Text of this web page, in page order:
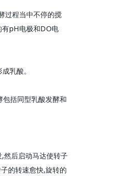
过程当中不停的搅
有pH电极和DO电
乳酸。
括同型乳酸发酵和
然后启动马达使转子
的转速愈快,旋转的